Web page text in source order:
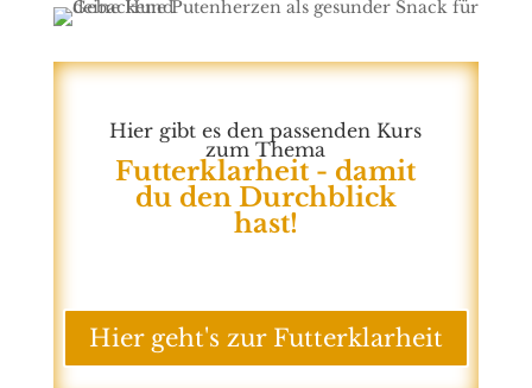
Hier gibt es den passenden Kurs
zum Thema
Futterklarheit - damit
du den Durchblick
hast!
Hier geht's zur Futterklarheit